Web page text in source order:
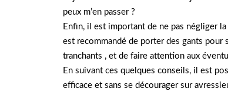
peux m’en passer ?
Enfin, il est important de ne pas négliger la
est recommandé de porter des gants pour
tranchants , et de faire attention aux
En suivant ces quelques conseils, il est
efficace et sans se décourager sur